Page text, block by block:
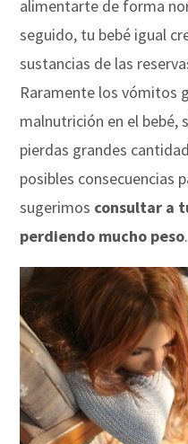
alimentarte de forma
seguido, tu bebé igual
sustancias de las
Raramente los vómitos
malnutrición en el bebé,
pierdas grandes
posibles consecuencias
sugerimos consultar a
perdiendo mucho peso.